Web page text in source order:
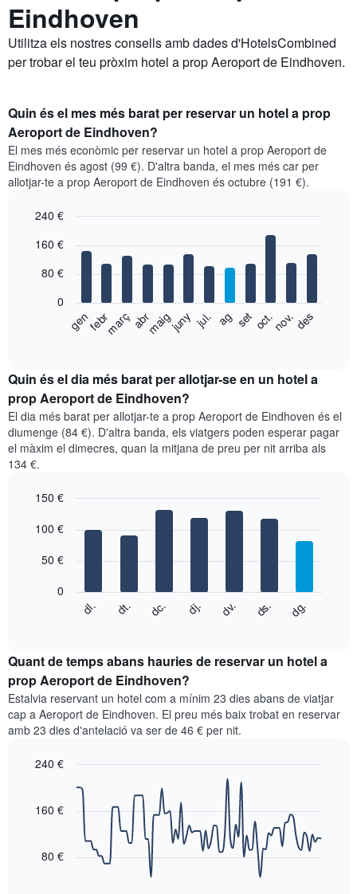
Eindhoven
Utilitza els nostres consells amb dades d'HotelsCombined
per trobar el teu pròxim hotel a prop Aeroport de Eindhoven.
Quin és el mes més barat per reservar un hotel a prop
Aeroport de Eindhoven?
El mes més econòmic per reservar un hotel a prop Aeroport de
Eindhoven és agost (99 €). D'altra banda, el mes més car per
allotjar-te a prop Aeroport de Eindhoven és octubre (191 €).
chart
el
preu
mitjà
d'una
habitació
per
mesos
gràfic
mostra
té
1
eix
Y
que
mostra
preu
habitació
graphic.
genfebrmarçabrmaigjuny jul. ag setoct.nov.des
0
80 €
160 €
240 €
Quin és el dia més barat per allotjar-se en un hotel a
prop Aeroport de Eindhoven?
El dia més barat per allotjar-te a prop Aeroport de Eindhoven és el
diumenge (84 €). D'altra banda, els viatgers poden esperar pagar
el màxim el dimecres, quan la mitjana de preu per nit arriba als
134 €.
chart
bars.
el
preu
mitjà
d'una
habitació
cada
de
El
graphic.
dl. dt. dc. dj. dv. ds. dg.
0
50 €
100 €
150 €
Quant de temps abans hauries de reservar un hotel a
prop Aeroport de Eindhoven?
Estalvia reservant un hotel com a mínim 23 dies abans de viatjar
cap a Aeroport de Eindhoven. El preu més baix trobat en reservar
amb 23 dies d'antelació va ser de 46 € per nit.
with
80 €
160 €
240 €